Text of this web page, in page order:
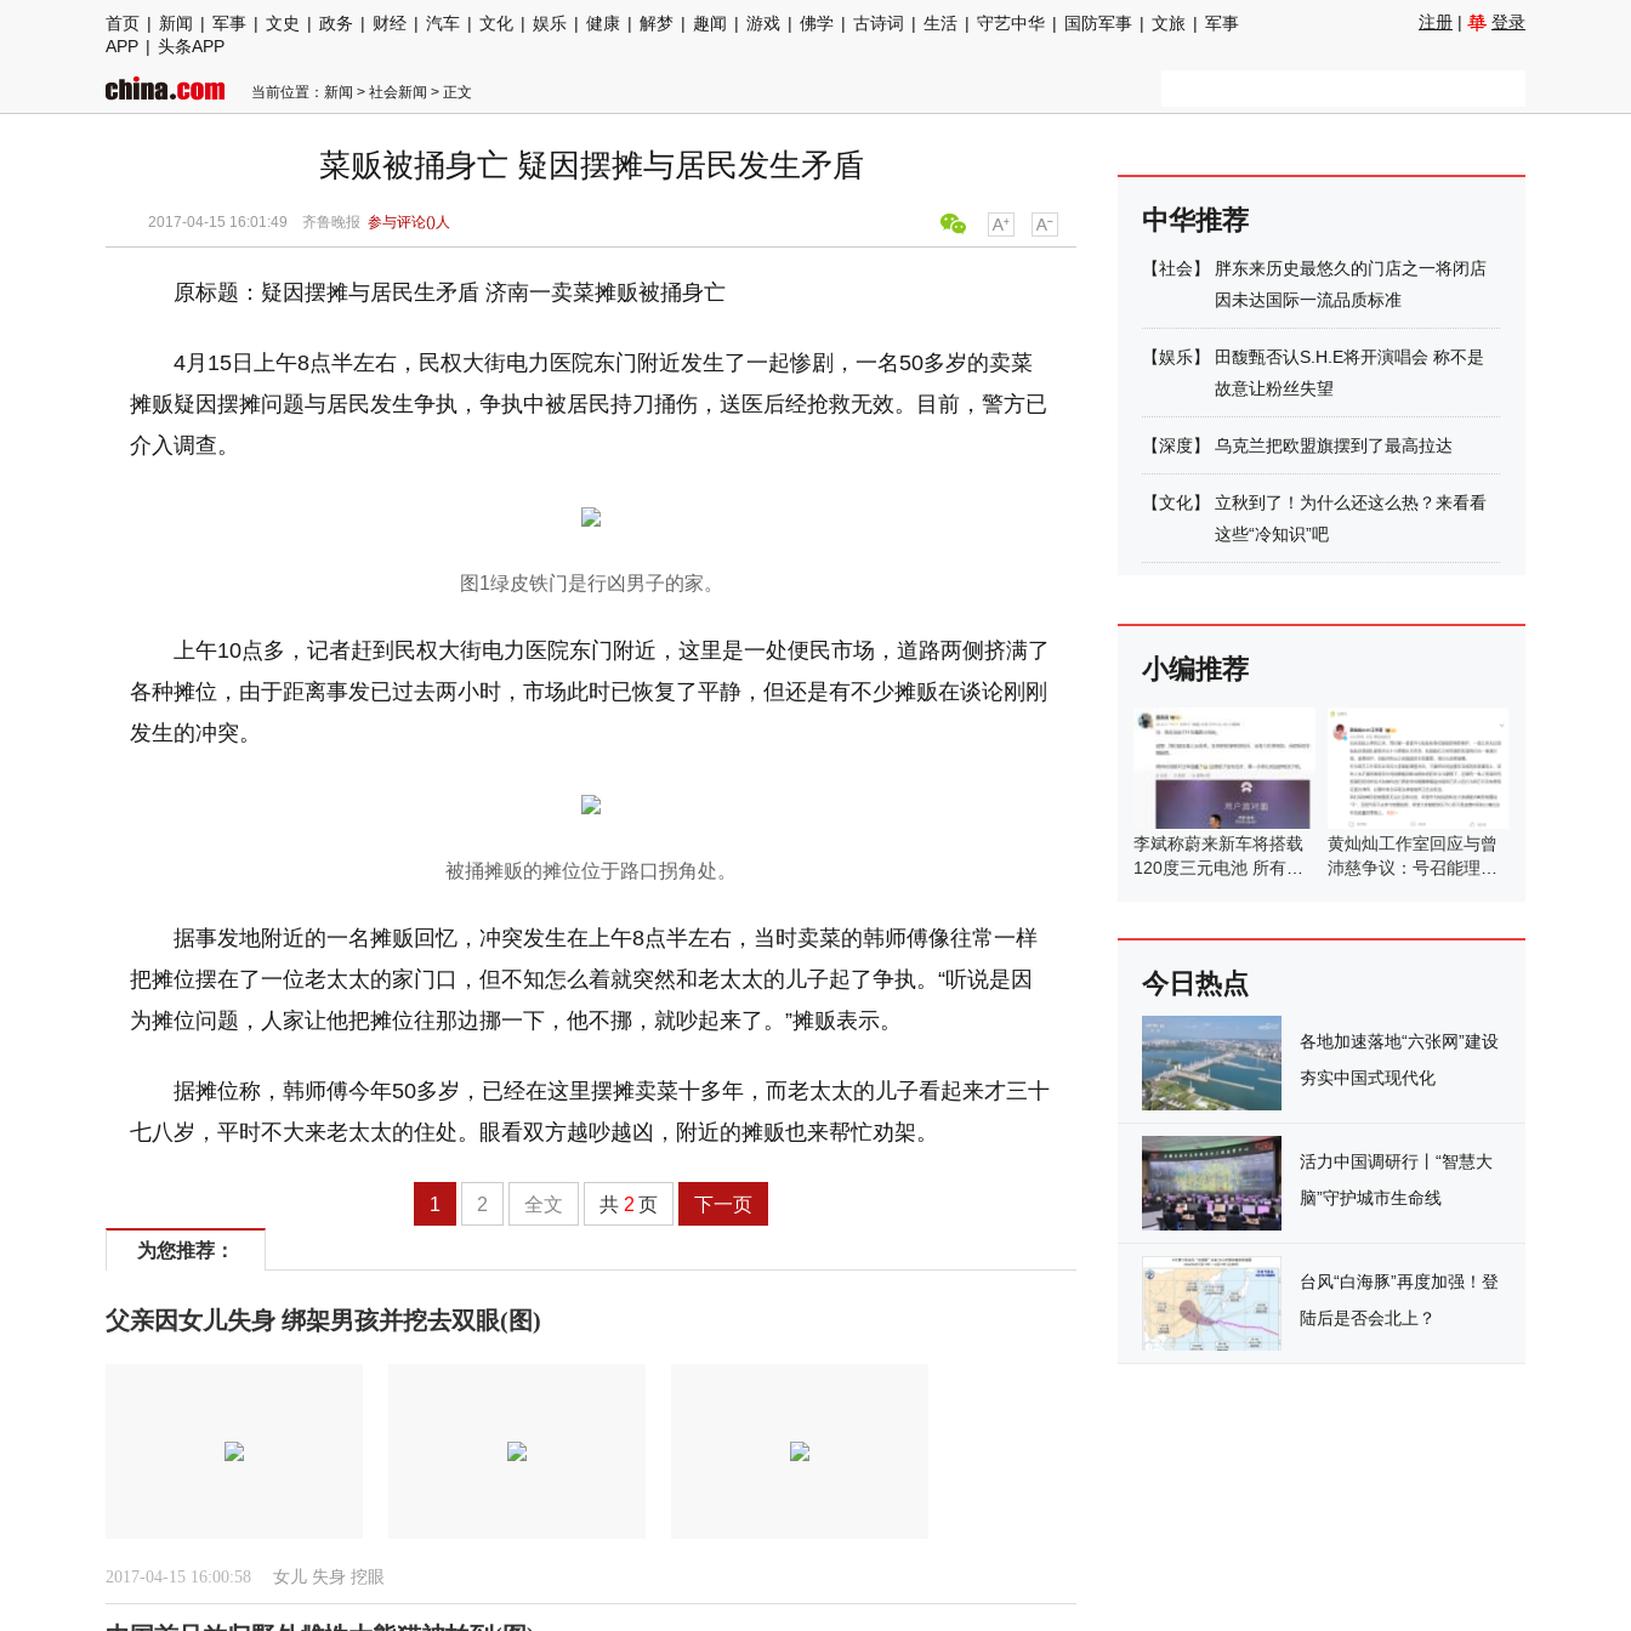
首页 | 新闻 | 军事 | 文史 | 政务 | 财经 | 汽车 | 文化 | 娱乐 | 健康 | 解梦 | 趣闻 | 游戏 | 佛学 | 古诗词 | 生活 | 守艺中华 | 国防军事 | 文旅 | 军事
APP | 头条APP
注册 | 登录
当前位置： 新闻 > 社会新闻 > 正文
菜贩被捅身亡 疑因摆摊与居民发生矛盾
2017-04-15 16:01:49 齐鲁晚报 参与评论()人
原标题：疑因摆摊与居民生矛盾 济南一卖菜摊贩被捅身亡
4月15日上午8点半左右，民权大街电力医院东门附近发生了一起惨剧，一名50多岁的卖菜
摊贩疑因摆摊问题与居民发生争执，争执中被居民持刀捅伤，送医后经抢救无效。目前，警方已
介入调查。
图1绿皮铁门是行凶男子的家。
上午10点多，记者赶到民权大街电力医院东门附近，这里是一处便民市场，道路两侧挤满了
各种摊位，由于距离事发已过去两小时，市场此时已恢复了平静，但还是有不少摊贩在谈论刚刚
发生的冲突。
被捅摊贩的摊位位于路口拐角处。
据事发地附近的一名摊贩回忆，冲突发生在上午8点半左右，当时卖菜的韩师傅像往常一样
把摊位摆在了一位老太太的家门口，但不知怎么着就突然和老太太的儿子起了争执。“听说是因
为摊位问题，人家让他把摊位往那边挪一下，他不挪，就吵起来了。”摊贩表示。
据摊位称，韩师傅今年50多岁，已经在这里摆摊卖菜十多年，而老太太的儿子看起来才三十
七八岁，平时不大来老太太的住处。眼看双方越吵越凶，附近的摊贩也来帮忙劝架。
1 2 全文 共 2 页 下一页
为您推荐：
父亲因女儿失身 绑架男孩并挖去双眼(图)
2017-04-15 16:00:58 女儿 失身 挖眼
中华推荐
【社会】
胖东来历史最悠久的门店之一将闭店
因未达国际一流品质标准
【娱乐】
田馥甄否认S.H.E将开演唱会 称不是
故意让粉丝失望
【深度】 乌克兰把欧盟旗摆到了最高拉达
【文化】
立秋到了！为什么还这么热？来看看
这些“冷知识”吧
小编推荐
李斌称蔚来新车将搭载
120度三元电池 所有车
黄灿灿工作室回应与曾
沛慈争议：号召能理智
今日热点
各地加速落地“六张网”建设
夯实中国式现代化
活力中国调研行丨“智慧大
脑”守护城市生命线
台风“白海豚”再度加强！登
陆后是否会北上？